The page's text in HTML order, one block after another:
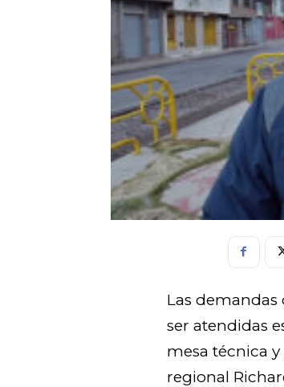
Las
ser atendidas
mesa técnica
regional